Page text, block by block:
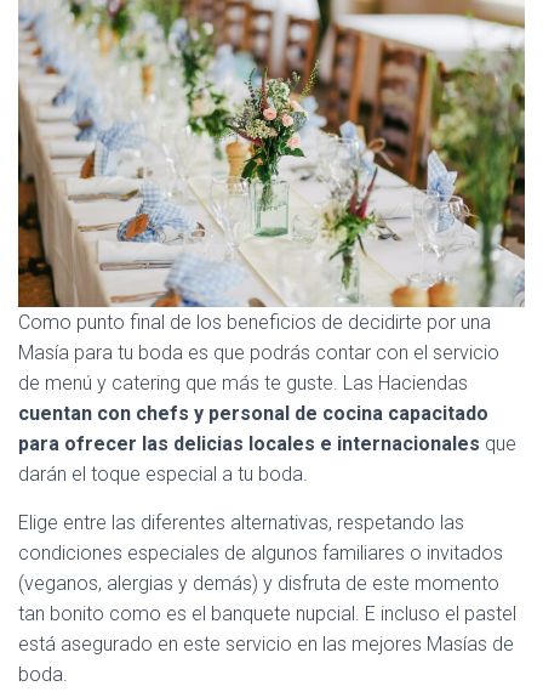
Como punto final de los beneficios de decidirte por una
Masía para tu boda es que podrás contar con el servicio
de menú y catering que más te guste. Las Haciendas
cuentan con chefs y personal de cocina capacitado
para ofrecer las delicias locales e internacionales que
darán el toque especial a tu boda.
Elige entre las diferentes alternativas, respetando las
condiciones especiales de algunos familiares o invitados
(veganos, alergias y demás) y disfruta de este momento
tan bonito como es el banquete nupcial. E incluso el pastel
está asegurado en este servicio en las mejores Masías de
boda.